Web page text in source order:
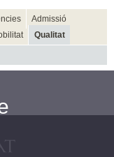
Admissió
Qualitat